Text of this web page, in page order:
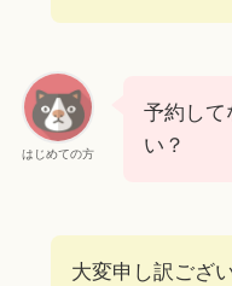
はじめての方
予約して
い？
大変申し訳ござ